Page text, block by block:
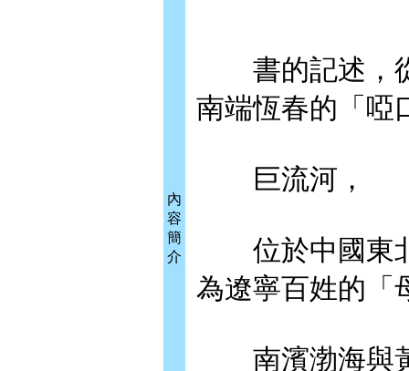
內
容
簡
介
書的記述，從
南端恆春的「啞
巨流河，
位於中國東北
為遼寧百姓的「
南濱渤海與黃